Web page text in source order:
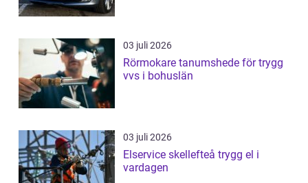
03 juli 2026
Rörmokare tanumshede för trygg
vvs i bohuslän
03 juli 2026
Elservice skellefteå trygg el i
vardagen